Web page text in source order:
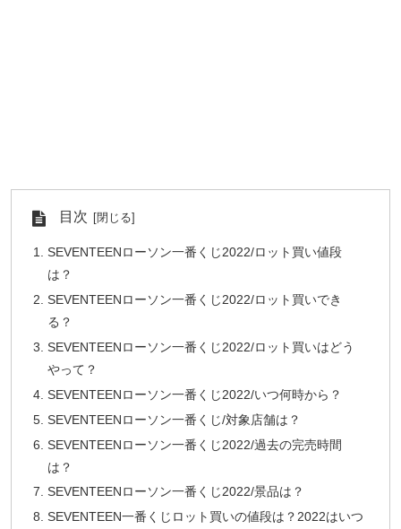
目次
SEVENTEENローソン一番くじ2022/ロット買い値段
は？
SEVENTEENローソン一番くじ2022/ロット買いでき
る？
SEVENTEENローソン一番くじ2022/ロット買いはどう
やって？
SEVENTEENローソン一番くじ2022/いつ何時から？
SEVENTEENローソン一番くじ/対象店舗は？
SEVENTEENローソン一番くじ2022/過去の完売時間
は？
SEVENTEENローソン一番くじ2022/景品は？
SEVENTEEN一番くじロット買いの値段は？2022はいつ